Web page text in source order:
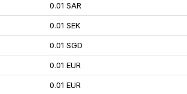
0.01 SAR
0.01 SEK
0.01 SGD
0.01 EUR
0.01 EUR